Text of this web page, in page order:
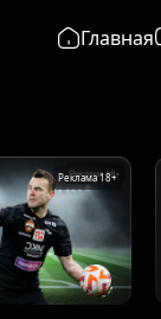
Главная
Реклама 18+